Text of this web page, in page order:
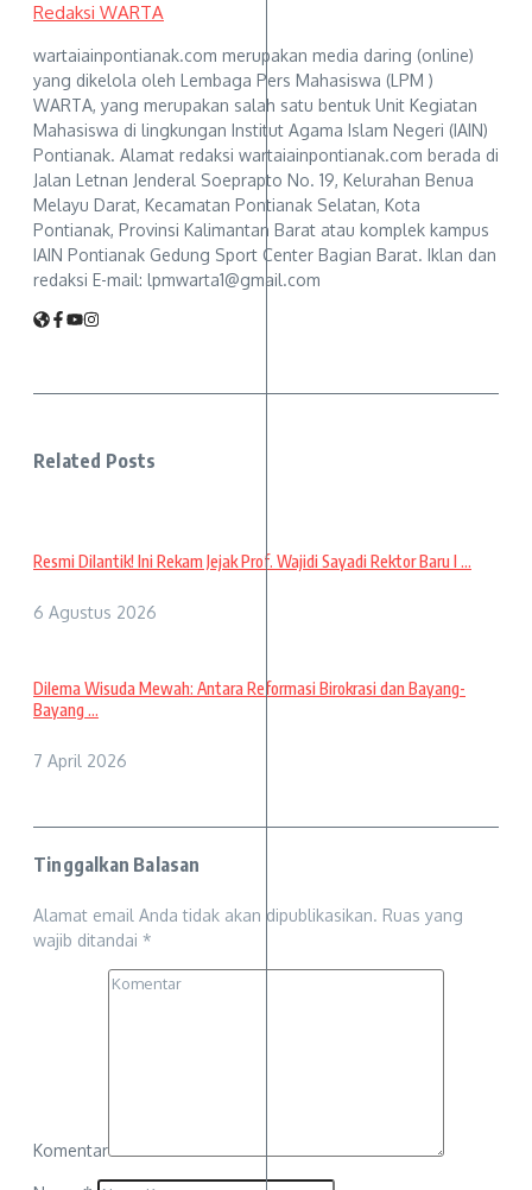
Redaksi WARTA
wartaiainpontianak.com merupakan media daring (online)
yang dikelola oleh Lembaga Pers Mahasiswa (LPM )
WARTA, yang merupakan salah satu bentuk Unit Kegiatan
Mahasiswa di lingkungan Institut Agama Islam Negeri (IAIN)
Pontianak. Alamat redaksi wartaiainpontianak.com berada di
Jalan Letnan Jenderal Soeprapto No. 19, Kelurahan Benua
Melayu Darat, Kecamatan Pontianak Selatan, Kota
Pontianak, Provinsi Kalimantan Barat atau komplek kampus
IAIN Pontianak Gedung Sport Center Bagian Barat. Iklan dan
redaksi E-mail: lpmwarta1@gmail.com
Related Posts
Resmi Dilantik! Ini Rekam Jejak Prof. Wajidi Sayadi Rektor Baru I ...
6 Agustus 2026
Dilema Wisuda Mewah: Antara Reformasi Birokrasi dan Bayang-
Bayang ...
7 April 2026
Tinggalkan Balasan
Alamat email Anda tidak akan dipublikasikan. Ruas yang
wajib ditandai *
Komentar